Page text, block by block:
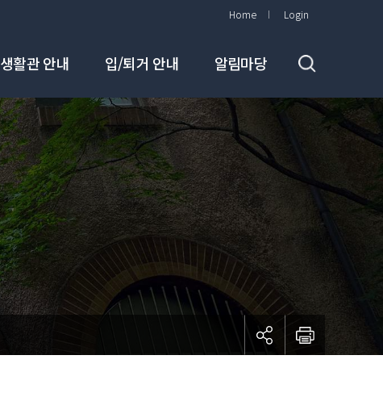
Home Login
생활관 안내 입/퇴거 안내 알림마당